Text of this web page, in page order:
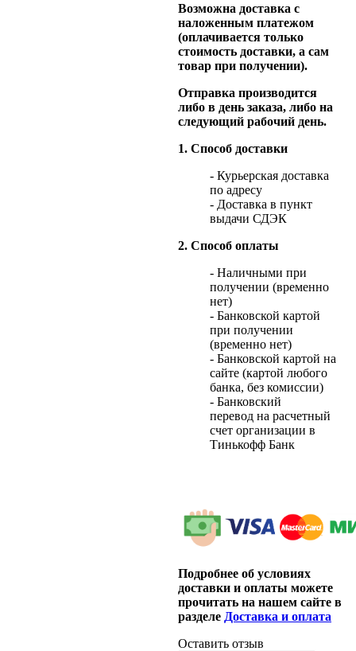
Возможна доставка с
наложенным платежом
(оплачивается только
стоимость доставки, а сам
товар при получении).
Отправка производится
либо в день заказа, либо на
следующий рабочий день.
1. Способ доставки
- Курьерская доставка
по адресу
- Доставка в пункт
выдачи СДЭК
2. Способ оплаты
- Наличными при
получении (временно
нет)
- Банковской картой
при получении
(временно нет)
- Банковской картой на
сайте (картой любого
банка, без комиссии)
- Банковский
перевод на расчетный
счет организации в
Тинькофф Банк
Подробнее об условиях
доставки и оплаты можете
прочитать на нашем сайте в
разделе Доставка и оплата
Оставить отзыв